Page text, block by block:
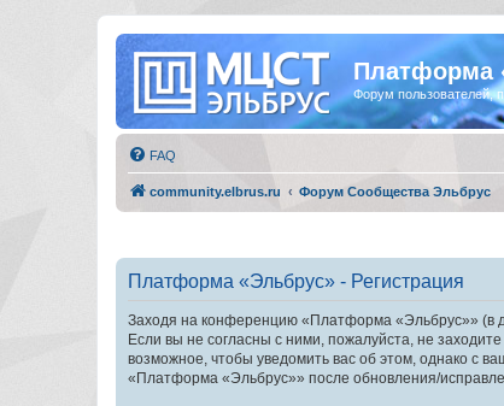
Платформа
Форум пользователей,
FAQ
community.elbrus.ru Форум Сообщества Эльбрус
Платформа «Эльбрус» - Регистрация
Заходя на конференцию «Платформа «Эльбрус»» (в
Если вы не согласны с ними, пожалуйста, не
возможное, чтобы уведомить вас об этом, однако с
«Платформа «Эльбрус»» после обновления/